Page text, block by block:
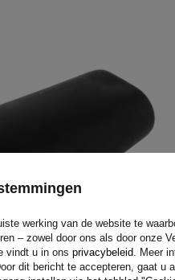
werking van de website te
– zowel door ons als door onze
vindt u in ons privacybeleid. Meer
dit bericht te accepteren, gaat u